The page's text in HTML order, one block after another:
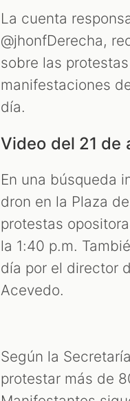
La cuenta
@jhonfDerecha,
sobre las
manifestaciones
día.
Video del 21 de
En una búsqueda
dron en la Plaza
protestas
la 1:40 p.m.
día por el director
Acevedo.
Según la
protestar más de